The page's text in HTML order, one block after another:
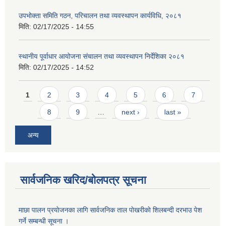
उपभोक्ता समिति गठन, परिचालन तथा व्यवस्थापन कार्यविधि, २०८१
मिति: 02/17/2025 - 14:55
स्थानीय पूर्वाधार आयोजना संचालन तथा व्यवस्थापन निर्देशिका २०८१
मिति: 02/17/2025 - 14:52
Pages
1 2 3 4 5 6 7
8 9 next › last »
अन्य
सार्वजनिक खरिद/बोलपत्र सूचना
माछा पालन प्रयाेजनका लागि सार्वजनिक ताल पाेखरीकाे शिलबन्दी दरभाउ पेश
गर्ने सम्बन्धी सूचना ।